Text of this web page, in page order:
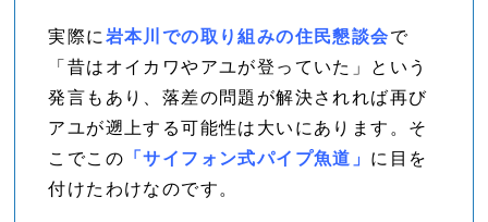
実際に 岩本川での取り組みの住民懇談会で
「昔はオイカワやアユが登っていた」という
発言もあり、落差の問題が解決されれば再び
アユが遡上する可能性は大いにあります。そ
こでこの 「サイフォン式パイプ魚道」 に目を
付けたわけなのです。